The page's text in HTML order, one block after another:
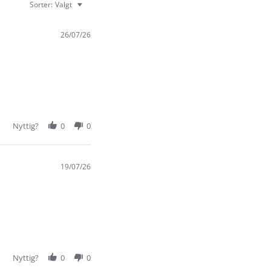
Sorter: Valgt
26/07/26
Nyttig? 0 0
19/07/26
Nyttig? 0 0